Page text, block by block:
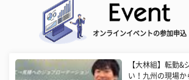
オンラインイベントの参加申込
【大林組】転勤&
い！九州の現場か